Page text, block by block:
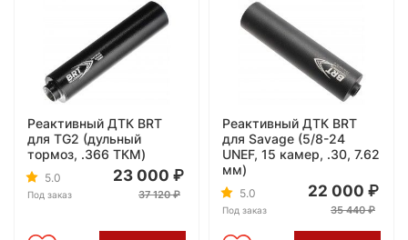
Реактивный ДТК BRT
для TG2 (дульный
тормоз, .366 ТКМ)
5.0
Под заказ
23 000
37 120
Реактивный ДТК BRT
для Savage (5/8-24
UNEF, 15 камер, .30, 7.62
мм)
5.0
Под заказ
22 000
35 440